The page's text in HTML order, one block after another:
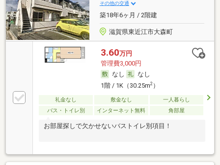
その他の交通
築18年6ヶ月 / 2階建
滋賀県東近江市大森町
3.60万円
管理費3,000円
なし
なし
1階 / 1K（30.25m2）
礼金なし 敷金なし
一人暮らし
バス・トイレ別
インターネット無料 角部屋
お部屋探しで欠かせないバストイレ別項目！